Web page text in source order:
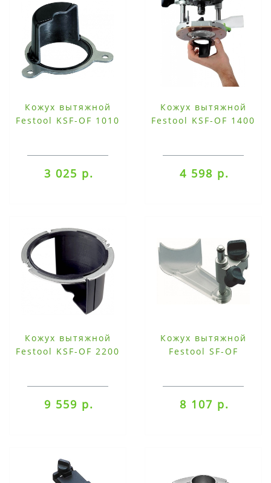
Кожух вытяжной
Festool KSF-OF 1010
3 025 р.
Кожух вытяжной
Festool KSF-OF 1400
4 598 р.
Кожух вытяжной
Festool KSF-OF 2200
9 559 р.
Кожух вытяжной
Festool SF-OF
8 107 р.